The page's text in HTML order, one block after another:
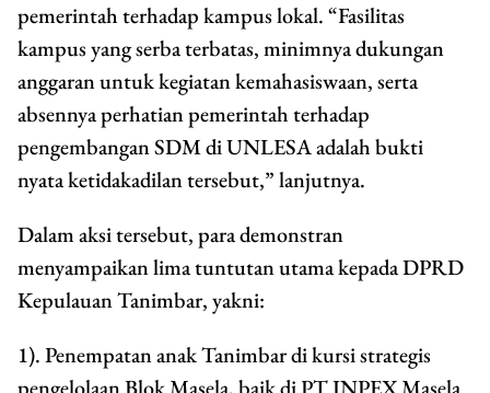
pemerintah terhadap kampus lokal. “Fasilitas
kampus yang serba terbatas, minimnya dukungan
anggaran untuk kegiatan kemahasiswaan, serta
absennya perhatian pemerintah terhadap
pengembangan SDM di UNLESA adalah bukti
nyata ketidakadilan tersebut,” lanjutnya.
Dalam aksi tersebut, para demonstran
menyampaikan lima tuntutan utama kepada DPRD
Kepulauan Tanimbar, yakni:
1). Penempatan anak Tanimbar di kursi strategis